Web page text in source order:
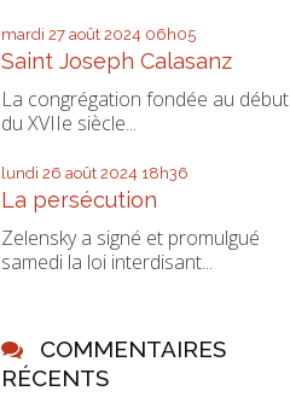
mardi 27 août 2024 06h05
Saint Joseph Calasanz
La congrégation fondée au début
du XVIIe siècle...
lundi 26 août 2024 18h36
La persécution
Zelensky a signé et promulgué
samedi la loi interdisant...
COMMENTAIRES
RÉCENTS